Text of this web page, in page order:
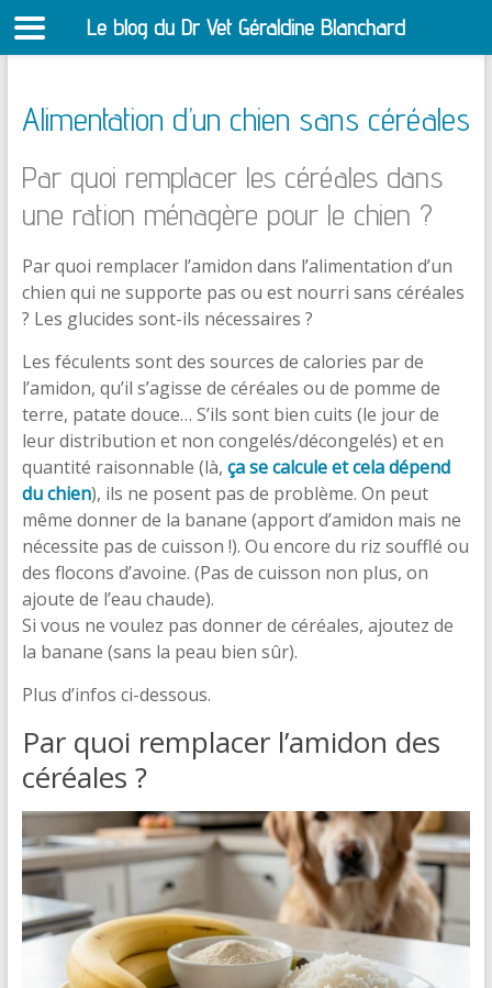
Alimentation d’un chien sans céréales
Par quoi remplacer les céréales dans
une ration ménagère pour le chien ?
Par quoi remplacer l’amidon dans l’alimentation d’un
chien qui ne supporte pas ou est nourri sans céréales
? Les glucides sont-ils nécessaires ?
Les féculents sont des sources de calories par de
l’amidon, qu’il s’agisse de céréales ou de pomme de
terre, patate douce… S’ils sont bien cuits (le jour de
leur distribution et non congelés/décongelés) et en
quantité raisonnable (là, ça se calcule et cela dépend
du chien), ils ne posent pas de problème. On peut
même donner de la banane (apport d’amidon mais ne
nécessite pas de cuisson !). Ou encore du riz soufflé ou
des flocons d’avoine. (Pas de cuisson non plus, on
ajoute de l’eau chaude).
Si vous ne voulez pas donner de céréales, ajoutez de
la banane (sans la peau bien sûr).
Plus d’infos ci-dessous.
Par quoi remplacer l’amidon des
céréales ?
Le blog du Dr Vet Géraldine Blanchard